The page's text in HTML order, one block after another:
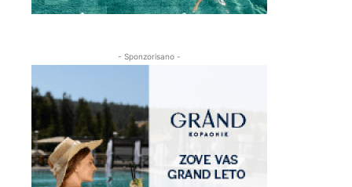
- Sponzorisano -